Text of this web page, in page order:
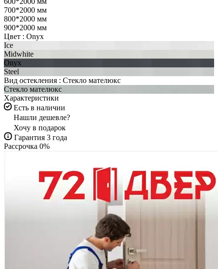
700*2000 мм
800*2000 мм
900*2000 мм
Цвет : Onyx
Ice
Midwhite
Onyx
Steel
Вид остекления : Стекло мателюкс
Стекло мателюкс
Характеристики
Есть в наличии
Нашли дешевле?
Хочу в подарок
Гарантия 3 года
Рассрочка 0%